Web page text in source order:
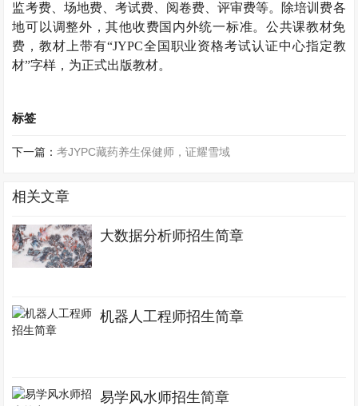
监考费、场地费、考试费、阅卷费、评审费等。除培训费各
地可以调整外，其他收费国内外统一标准。公共课教材免
费，教材上带有“JYPC全国职业资格考试认证中心指定教
材”字样，为正式出版教材。
标签
下一篇：考JYPC藏药养生保健师，证耀雪域
相关文章
大数据分析师招生简章
机器人工程师招生简章
易学风水师招生简章